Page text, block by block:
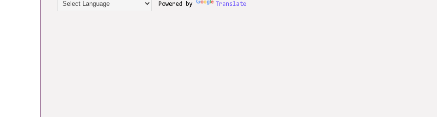
Powered by Translate